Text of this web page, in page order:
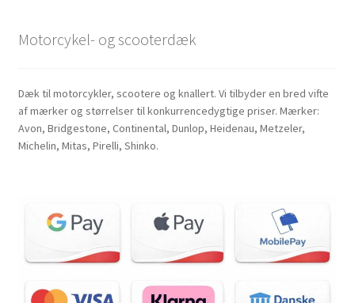
Motorcykel- og scooterdæk
Dæk til motorcykler, scootere og knallert. Vi tilbyder en bred vifte
af mærker og størrelser til konkurrencedygtige priser. Mærker:
Avon, Bridgestone, Continental, Dunlop, Heidenau, Metzeler,
Michelin, Mitas, Pirelli, Shinko.